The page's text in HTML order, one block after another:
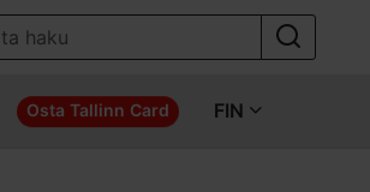
Osta Tallinn Card FIN